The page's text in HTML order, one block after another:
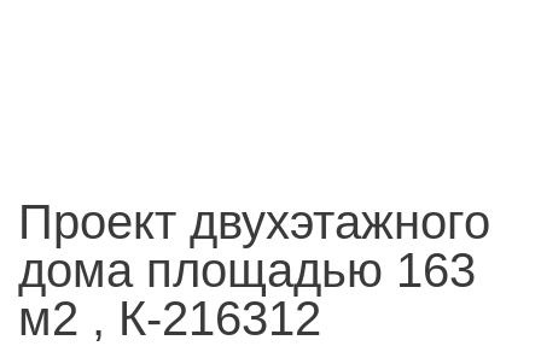
Проект двухэтажного
дома площадью 163
м2 , К-216312